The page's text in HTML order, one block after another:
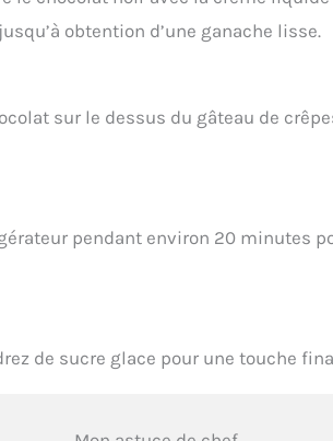
obtention d’une ganache lisse.
sur le dessus du gâteau de
pendant environ 20 minutes
de sucre glace pour une touche